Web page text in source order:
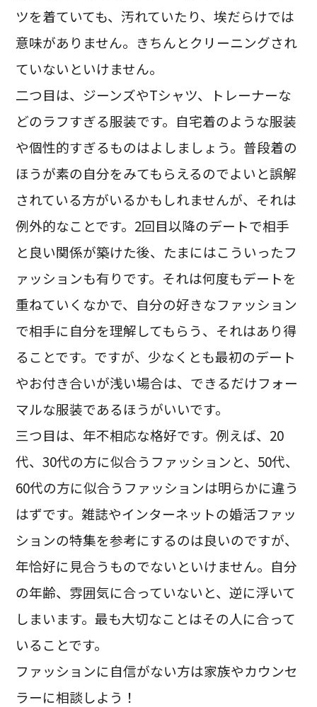
ツを着ていても、汚れていたり、埃だらけでは
意味がありません。きちんとクリーニングされ
ていないといけません。
二つ目は、ジーンズやTシャツ、トレーナーな
どのラフすぎる服装です。自宅着のような服装
や個性的すぎるものはよしましょう。普段着の
ほうが素の自分をみてもらえるのでよいと誤解
されている方がいるかもしれませんが、それは
例外的なことです。2回目以降のデートで相手
と良い関係が築けた後、たまにはこういったフ
ァッションも有りです。それは何度もデートを
重ねていくなかで、自分の好きなファッション
で相手に自分を理解してもらう、それはあり得
ることです。ですが、少なくとも最初のデート
やお付き合いが浅い場合は、できるだけフォー
マルな服装であるほうがいいです。
三つ目は、年不相応な格好です。例えば、20
代、30代の方に似合うファッションと、50代、
60代の方に似合うファッションは明らかに違う
はずです。雑誌やインターネットの婚活ファッ
ションの特集を参考にするのは良いのですが、
年恰好に見合うものでないといけません。自分
の年齢、雰囲気に合っていないと、逆に浮いて
しまいます。最も大切なことはその人に合って
いることです。
ファッションに自信がない方は家族やカウンセ
ラーに相談しよう！